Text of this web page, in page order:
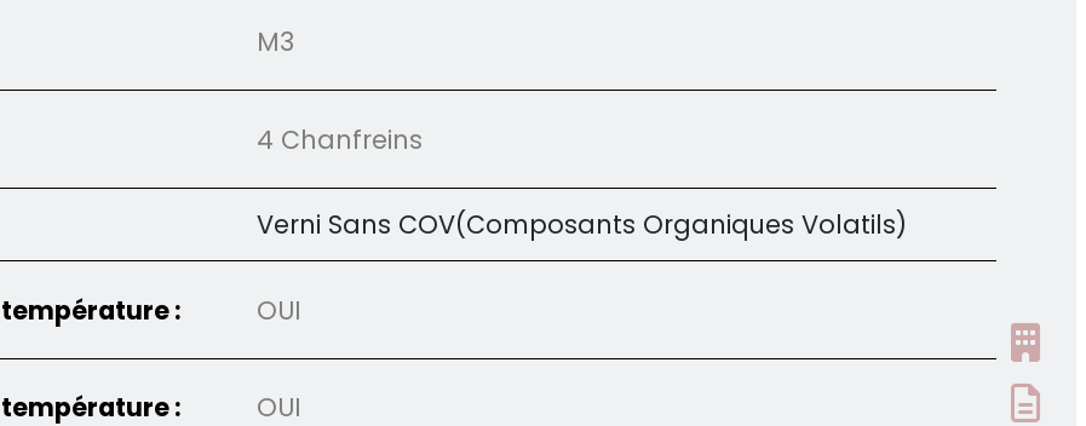
M3
4 Chanfreins
Verni Sans COV(Composants Organiques Volatils)
: OUI
: OUI